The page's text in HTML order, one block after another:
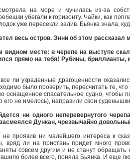
на море и мучилась из-за
убегали к горизонту. Чайки, как
уже пересекли залив. Бьянка знала,
весь остров. Энни об этом рассказал
месте: в черепе на выступе
прямо на тебя! Рубины,
ли украденные драгоценности
было проверить, пересчитать те,
оснащенное спасательное судно, чтобы
его не имелось), направили свои
ни одного неперевернутого
Дункан, чрезвычайно
не проявив ни малейшего интереса к
вряд ли на пристань придет много
совсем другим и не станут
более всего, поняла Бьянка. И еще